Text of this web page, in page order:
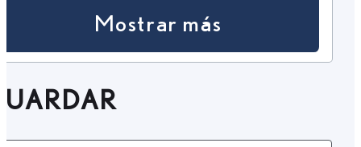
Mostrar más